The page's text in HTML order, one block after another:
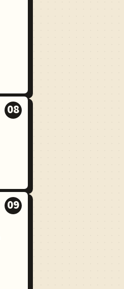
08
09